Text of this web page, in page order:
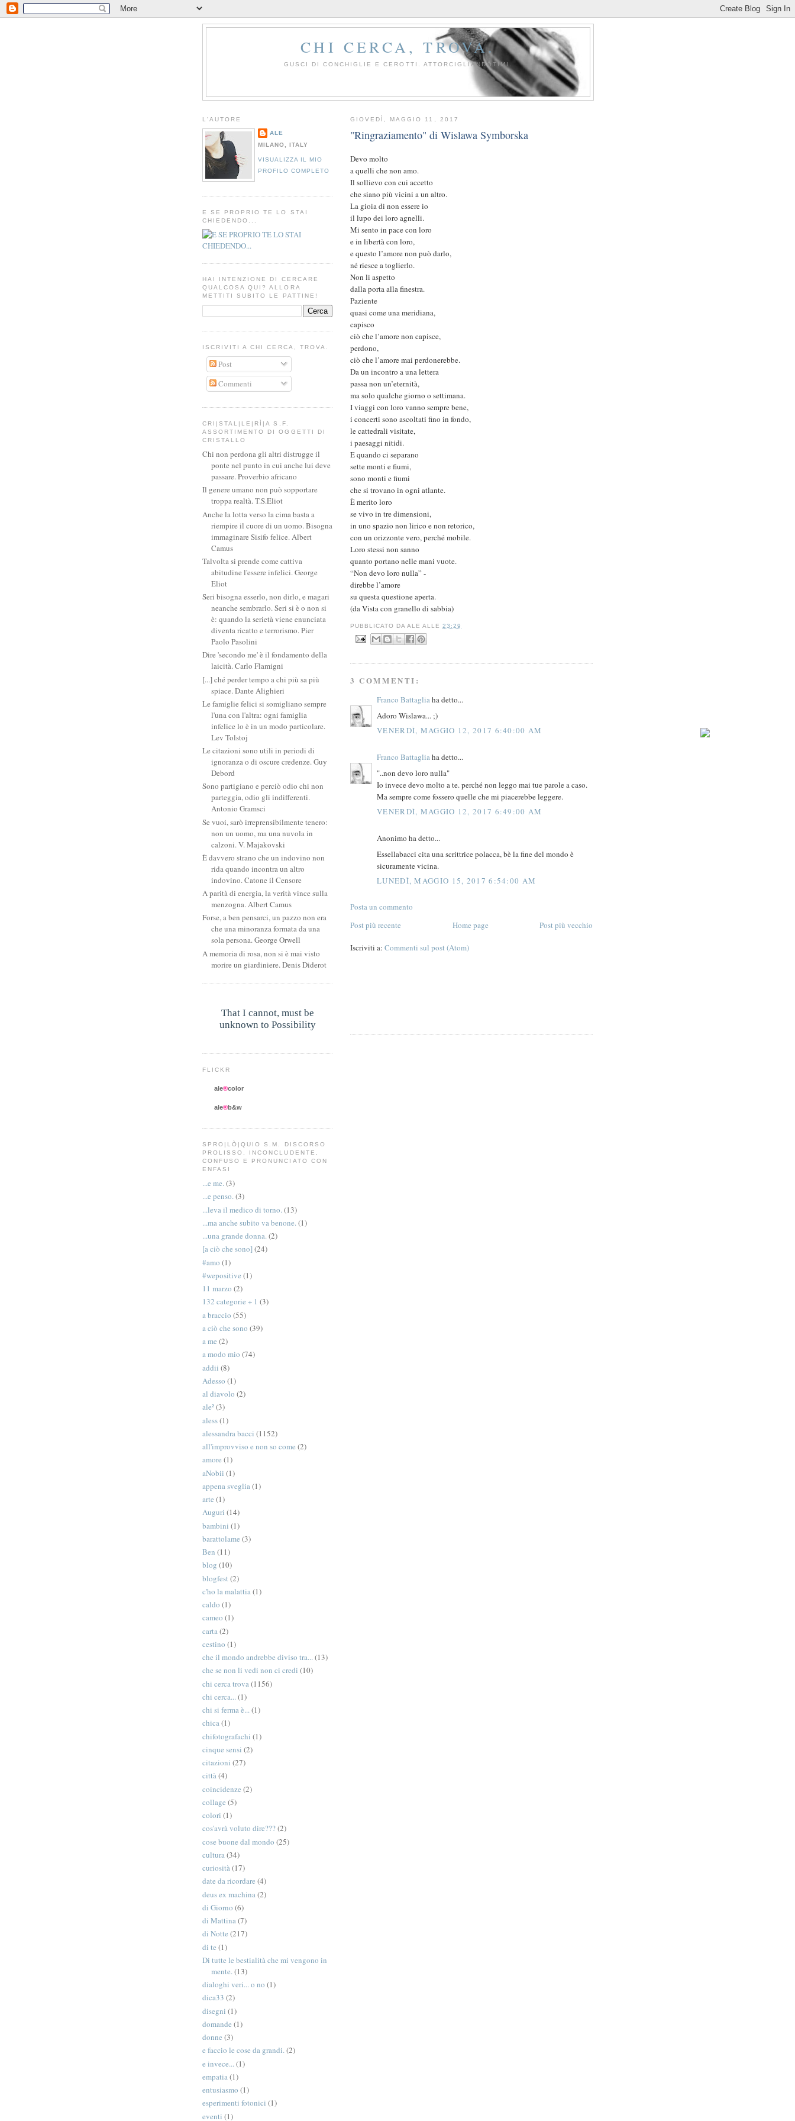
CHI CERCA, TROVA.
GUSCI DI CONCHIGLIE E CEROTTI. ATTORCIGLIANDOTIMI.
GIOVEDÌ, MAGGIO 11, 2017
"Ringraziamento" di Wislawa Symborska
Devo molto
a quelli che non amo.
Il sollievo con cui accetto
che siano più vicini a un altro.
La gioia di non essere io
il lupo dei loro agnelli.
Mi sento in pace con loro
e in libertà con loro,
e questo l’amore non può darlo,
né riesce a toglierlo.
Non li aspetto
dalla porta alla finestra.
Paziente
quasi come una meridiana,
capisco
ciò che l’amore non capisce,
perdono,
ciò che l’amore mai perdonerebbe.
Da un incontro a una lettera
passa non un’eternità,
ma solo qualche giorno o settimana.
I viaggi con loro vanno sempre bene,
i concerti sono ascoltati fino in fondo,
le cattedrali visitate,
i paesaggi nitidi.
E quando ci separano
sette monti e fiumi,
sono monti e fiumi
che si trovano in ogni atlante.
È merito loro
se vivo in tre dimensioni,
in uno spazio non lirico e non retorico,
con un orizzonte vero, perché mobile.
Loro stessi non sanno
quanto portano nelle mani vuote.
“Non devo loro nulla” -
direbbe l’amore
su questa questione aperta.
(da Vista con granello di sabbia)
PUBBLICATO DAALE ALLE23:29
3 COMMENTI:
Franco Battagliaha detto...
Adoro Wislawa... ;)
VENERDÌ, MAGGIO 12, 2017 6:40:00 AM
Franco Battagliaha detto...
"..non devo loro nulla"
Io invece devo molto a te. perché non leggo mai tue parole a caso.
Ma sempre come fossero quelle che mi piacerebbe leggere.
VENERDÌ, MAGGIO 12, 2017 6:49:00 AM
Anonimo ha detto...
Essellabacci cita una scrittrice polacca, bè la fine del mondo è
sicuramente vicina.
LUNEDÌ, MAGGIO 15, 2017 6:54:00 AM
Posta un commento
Post più recente
Post più vecchio
Home page
Iscriviti a: Commenti sul post (Atom)
L'AUTORE
ALE
MILANO, ITALY
VISUALIZZA IL MIO
PROFILO COMPLETO
E SE PROPRIO TE LO STAI
CHIEDENDO...
HAI INTENZIONE DI CERCARE
QUALCOSA QUI? ALLORA
METTITI SUBITO LE PATTINE!
ISCRIVITI A CHI CERCA, TROVA.
Post
Commenti
CRI|STAL|LE|RÌ|A S.F.
ASSORTIMENTO DI OGGETTI DI
CRISTALLO
Chi non perdona gli altri distrugge il
ponte nel punto in cui anche lui deve
passare. Proverbio africano
Il genere umano non può sopportare
troppa realtà. T.S.Eliot
Anche la lotta verso la cima basta a
riempire il cuore di un uomo. Bisogna
immaginare Sisifo felice. Albert
Camus
Talvolta si prende come cattiva
abitudine l'essere infelici. George
Eliot
Seri bisogna esserlo, non dirlo, e magari
neanche sembrarlo. Seri si è o non si
è: quando la serietà viene enunciata
diventa ricatto e terrorismo. Pier
Paolo Pasolini
Dire 'secondo me' è il fondamento della
laicità. Carlo Flamigni
[...] ché perder tempo a chi più sa più
spiace. Dante Alighieri
Le famiglie felici si somigliano sempre
l'una con l'altra: ogni famiglia
infelice lo è in un modo particolare.
Lev Tolstoj
Le citazioni sono utili in periodi di
ignoranza o di oscure credenze. Guy
Debord
Sono partigiano e perciò odio chi non
parteggia, odio gli indifferenti.
Antonio Gramsci
Se vuoi, sarò irreprensibilmente tenero:
non un uomo, ma una nuvola in
calzoni. V. Majakovski
È davvero strano che un indovino non
rida quando incontra un altro
indovino. Catone il Censore
A parità di energia, la verità vince sulla
menzogna. Albert Camus
Forse, a ben pensarci, un pazzo non era
che una minoranza formata da una
sola persona. George Orwell
A memoria di rosa, non si è mai visto
morire un giardiniere. Denis Diderot
That I cannot, must be
unknown to Possibility
FLICKR
ale®color
ale®b&w
SPRO|LÒ|QUIO S.M. DISCORSO
PROLISSO, INCONCLUDENTE,
CONFUSO E PRONUNCIATO CON
ENFASI
...e me.(3)
...e penso.(3)
...leva il medico di torno.(13)
...ma anche subito va benone.(1)
...una grande donna.(2)
[a ciò che sono] (24)
#amo (1)
#wepositive (1)
11 marzo (2)
132 categorie + 1 (3)
a braccio (55)
a ciò che sono (39)
a me (2)
a modo mio (74)
addii (8)
Adesso (1)
al diavolo (2)
ale²(3)
aless(1)
alessandra bacci (1152)
all'improvviso e non so come (2)
amore (1)
aNobii (1)
appena sveglia(1)
arte (1)
Auguri (14)
bambini (1)
barattolame (3)
Ben (11)
blog (10)
blogfest (2)
c'ho la malattia(1)
caldo (1)
cameo (1)
carta(2)
cestino (1)
che il mondo andrebbe diviso tra...(13)
che se non li vedi non ci credi (10)
chi cerca trova(1156)
chi cerca...(1)
chi si ferma è...(1)
chica(1)
chifotografachi (1)
cinque sensi (2)
citazioni (27)
città(4)
coincidenze (2)
collage (5)
colori (1)
cos'avrà voluto dire???(2)
cose buone dal mondo (25)
cultura(34)
curiosità(17)
date da ricordare (4)
deus ex machina(2)
di Giorno (6)
di Mattina(7)
di Notte (217)
di te (1)
Di tutte le bestialità che mi vengono in
mente.(13)
dialoghi veri... o no (1)
dica33 (2)
disegni (1)
domande (1)
donne (3)
e faccio le cose da grandi.(2)
e invece...(1)
empatia(1)
entusiasmo (1)
esperimenti fotonici (1)
eventi (1)